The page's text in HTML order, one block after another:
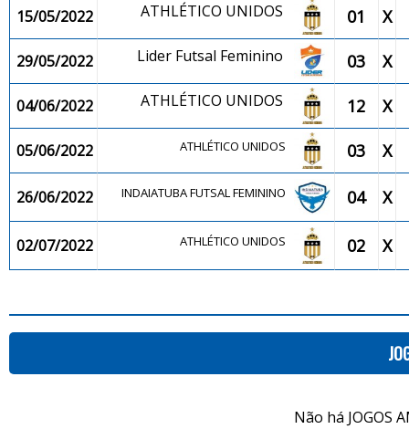
15/05/2022 ATHLÉTICO UNIDOS 01 X
29/05/2022 Lider Futsal Feminino 03 X
04/06/2022 ATHLÉTICO UNIDOS 12 X
05/06/2022 ATHLÉTICO UNIDOS 03 X
26/06/2022 INDAIATUBA FUTSAL FEMININO 04 X
02/07/2022 ATHLÉTICO UNIDOS 02 X
Não há JOGOS